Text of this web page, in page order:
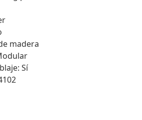
madera
Sí